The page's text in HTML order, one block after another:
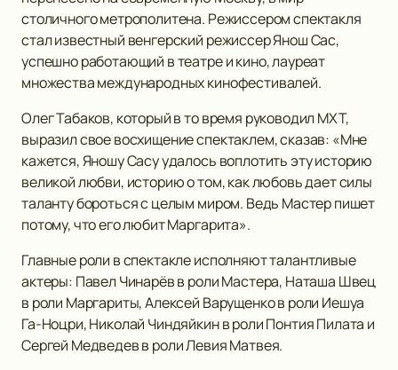
столичного метрополитена. Режиссером спектакля
стал известный венгерский режиссер Янош Сас,
успешно работающий в театре и кино, лауреат
множества международных кинофестивалей.
Олег Табаков, который в то время руководил МХТ,
выразил свое восхищение спектаклем, сказав: «Мне
кажется, Яношу Сасу удалось воплотить эту историю
великой любви, историю о том, как любовь дает силы
таланту бороться с целым миром. Ведь Мастер пишет
потому, что его любит Маргарита».
Главные роли в спектакле исполняют талантливые
актеры: Павел Чинарёв в роли Мастера, Наташа Швец
в роли Маргариты, Алексей Варущенко в роли Иешуа
Га-Ноцри, Николай Чиндяйкин в роли Понтия Пилата и
Сергей Медведев в роли Левия Матвея.